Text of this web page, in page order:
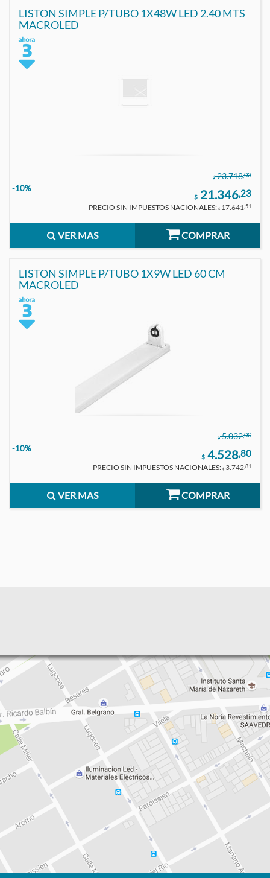
LISTON SIMPLE P/TUBO 1X48W LED 2.40 MTS
MACROLED
$ 23.718,03
-10%
$ 21.346,23
PRECIO SIN IMPUESTOS NACIONALES: $ 17.641,51
VER MAS COMPRAR
LISTON SIMPLE P/TUBO 1X9W LED 60 CM
MACROLED
$ 5.032,00
-10%
$ 4.528,80
PRECIO SIN IMPUESTOS NACIONALES: $ 3.742,81
VER MAS COMPRAR